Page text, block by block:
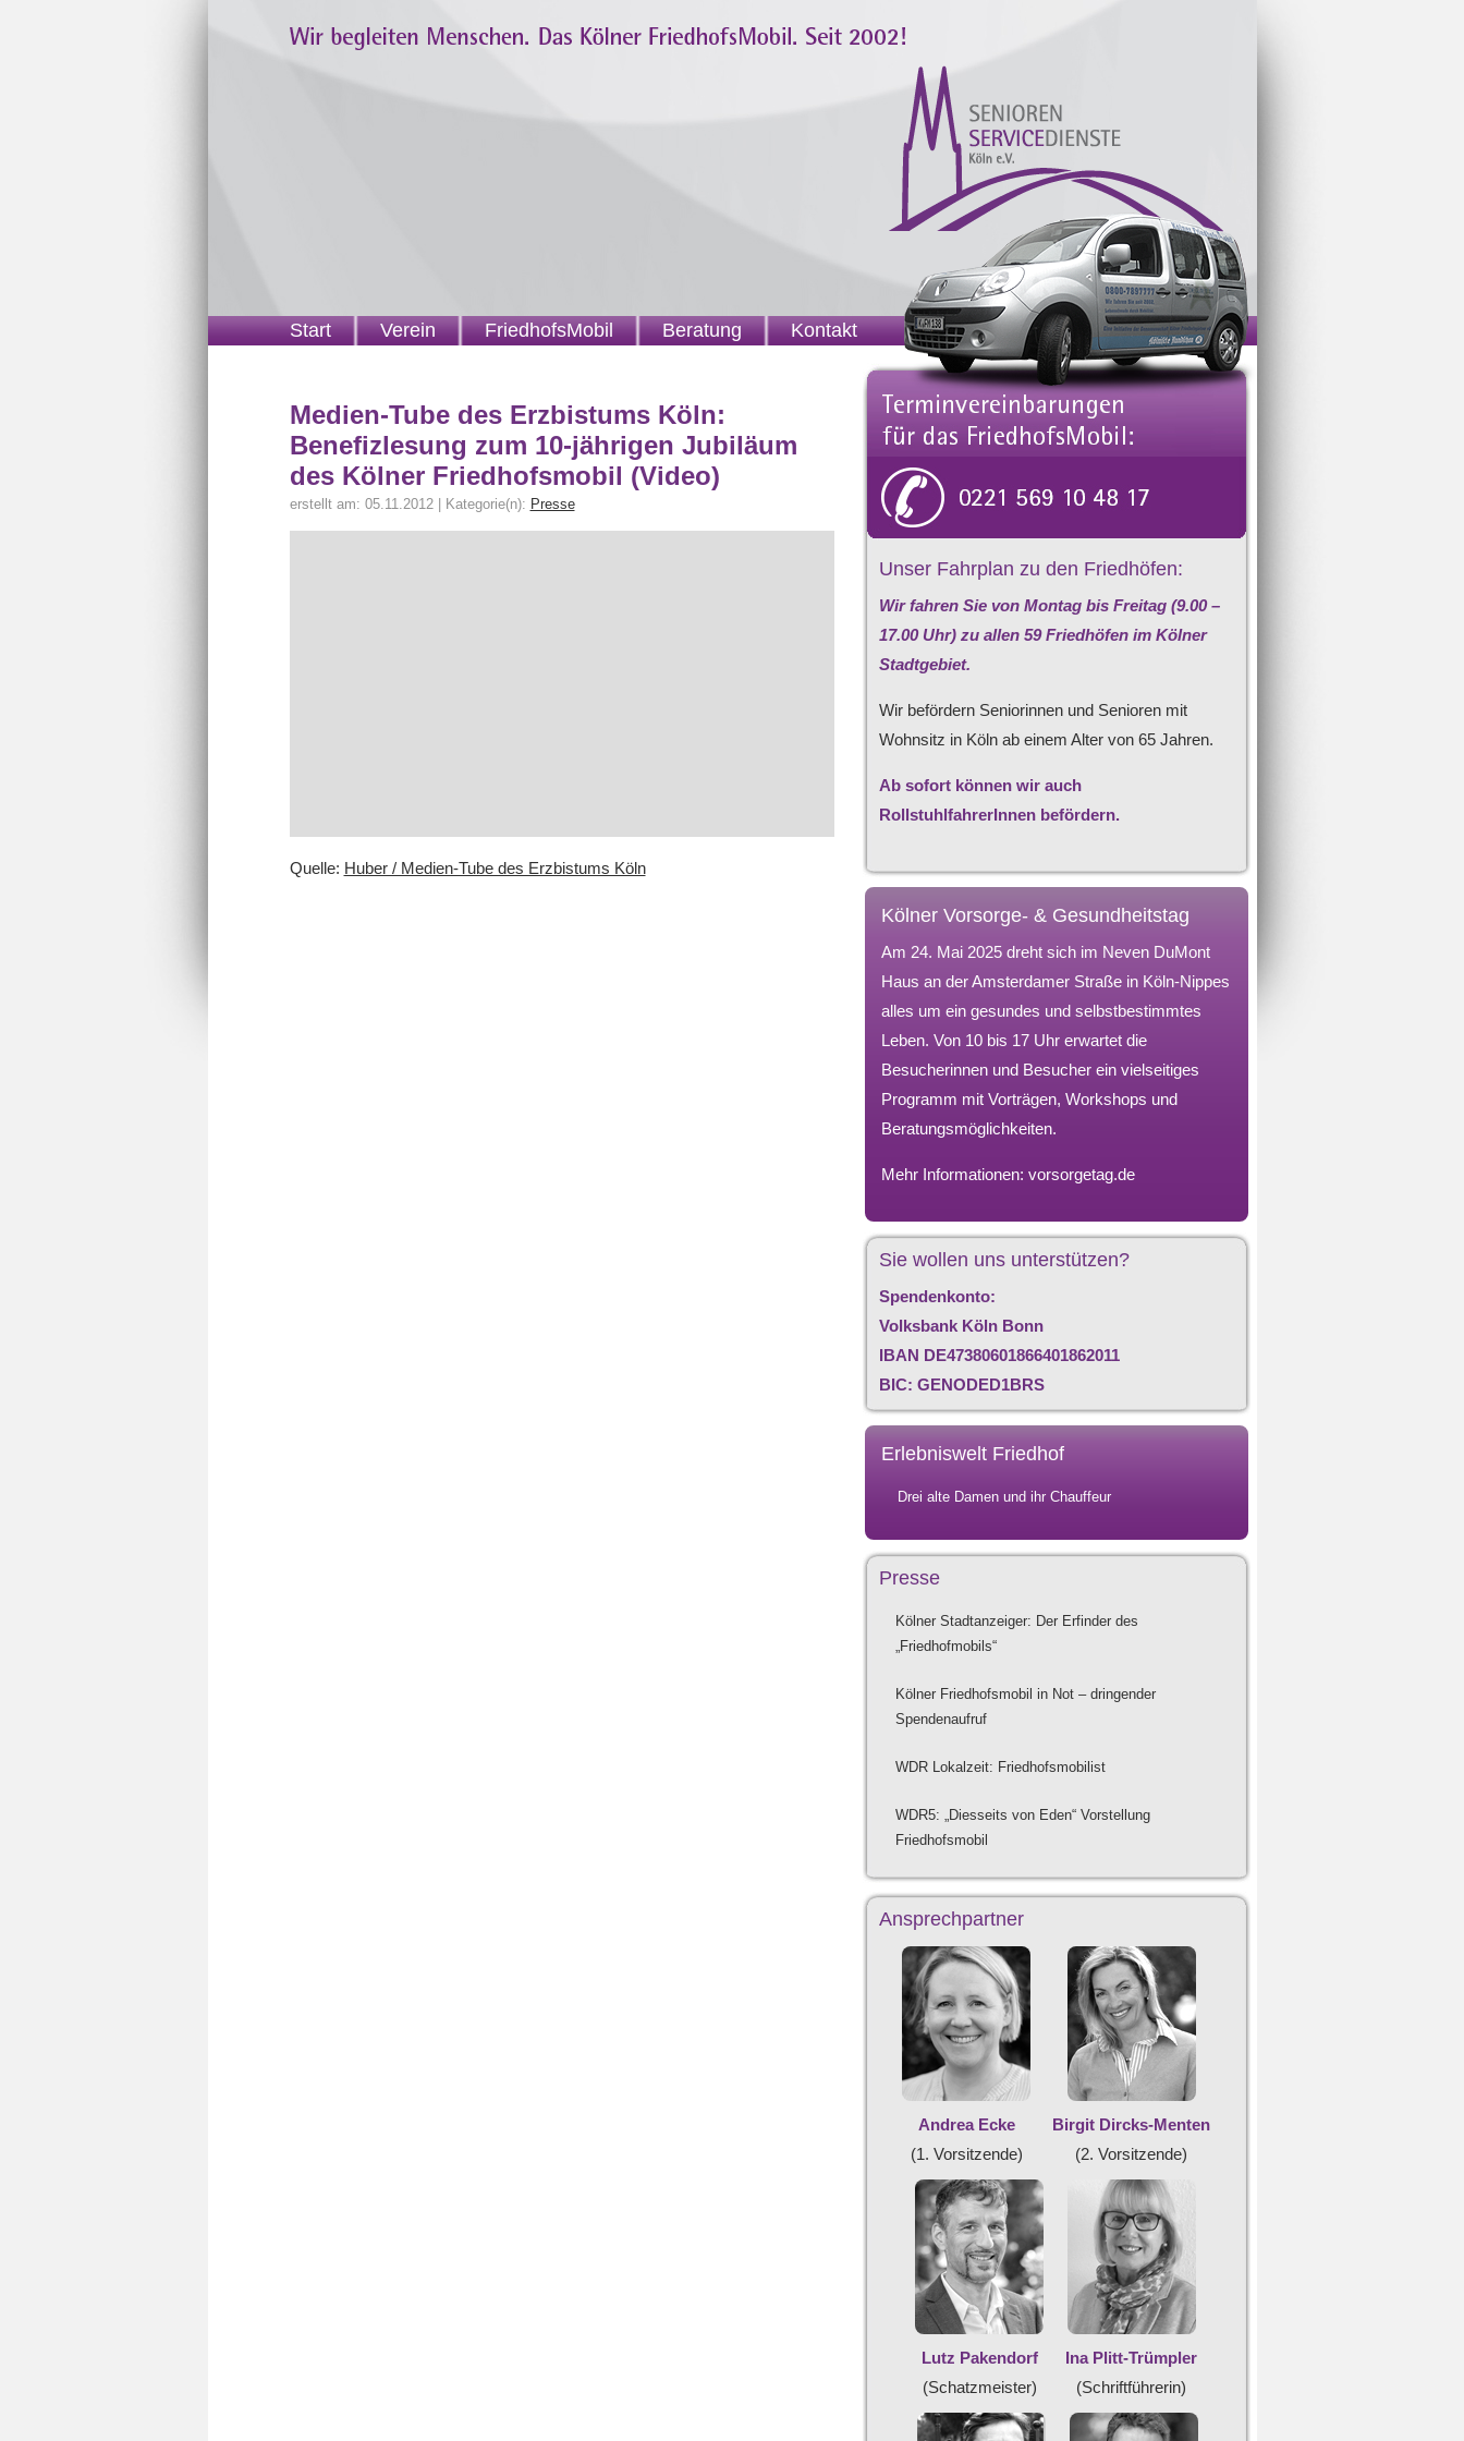
Start Verein FriedhofsMobil Beratung Kontakt
Medien-Tube des Erzbistums Köln:
Benefizlesung zum 10-jährigen Jubiläum
des Kölner Friedhofsmobil (Video)
erstellt am: 05.11.2012 | Kategorie(n): Presse
Quelle: Huber / Medien-Tube des Erzbistums Köln
Unser Fahrplan zu den Friedhöfen:
Wir fahren Sie von Montag bis Freitag (9.00 –
17.00 Uhr) zu allen 59 Friedhöfen im Kölner
Stadtgebiet.
Wir befördern Seniorinnen und Senioren mit
Wohnsitz in Köln ab einem Alter von 65 Jahren.
Ab sofort können wir auch
RollstuhlfahrerInnen befördern.
Kölner Vorsorge- & Gesundheitstag
Am 24. Mai 2025 dreht sich im Neven DuMont
Haus an der Amsterdamer Straße in Köln-Nippes
alles um ein gesundes und selbstbestimmtes
Leben. Von 10 bis 17 Uhr erwartet die
Besucherinnen und Besucher ein vielseitiges
Programm mit Vorträgen, Workshops und
Beratungsmöglichkeiten.
Mehr Informationen: vorsorgetag.de
Sie wollen uns unterstützen?
Spendenkonto:
Volksbank Köln Bonn
IBAN DE47380601866401862011
BIC: GENODED1BRS
Erlebniswelt Friedhof
Drei alte Damen und ihr Chauffeur
Presse
Kölner Stadtanzeiger: Der Erfinder des
„Friedhofmobils“
Kölner Friedhofsmobil in Not – dringender
Spendenaufruf
WDR Lokalzeit: Friedhofsmobilist
WDR5: „Diesseits von Eden“ Vorstellung
Friedhofsmobil
Ansprechpartner
Andrea Ecke
(1. Vorsitzende)
Birgit Dircks-Menten
(2. Vorsitzende)
Lutz Pakendorf
(Schatzmeister)
Ina Plitt-Trümpler
(Schriftführerin)